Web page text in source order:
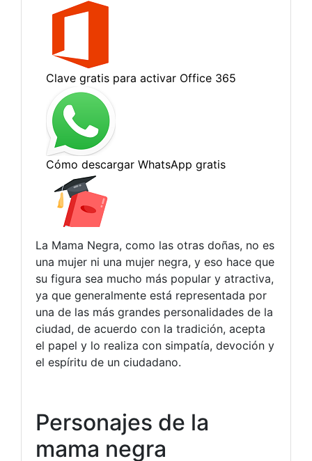
La Mama Negra, como las otras doñas, no es
una mujer ni una mujer negra, y eso hace que
su figura sea mucho más popular y atractiva,
ya que generalmente está representada por
una de las más grandes personalidades de la
ciudad, de acuerdo con la tradición, acepta
el papel y lo realiza con simpatía, devoción y
el espíritu de un ciudadano.
Personajes de la
mama negra